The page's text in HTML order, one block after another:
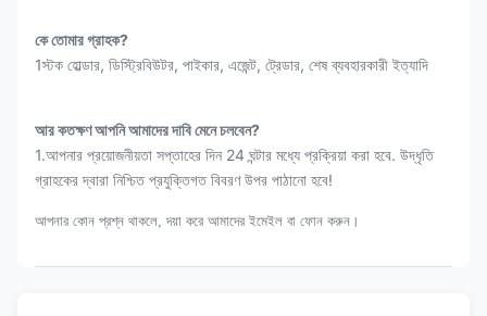
কে তোমার গ্রাহক?
1স্টক হোল্ডার, ডিস্ট্রিবিউটর, পাইকার, এজেন্ট, ট্রেডার, শেষ ব্যবহারকারী ইত্যাদি
আর কতক্ষণ আপনি আমাদের দাবি মেনে চলবেন?
1.আপনার প্রয়োজনীয়তা সপ্তাহের দিন 24 ঘন্টার মধ্যে প্রক্রিয়া করা হবে. উদ্ধৃতি
গ্রাহকের দ্বারা নিশ্চিত প্রযুক্তিগত বিবরণ উপর পাঠানো হবে!
আপনার কোন প্রশ্ন থাকলে, দয়া করে আমাদের ইমেইল বা ফোন করুন।